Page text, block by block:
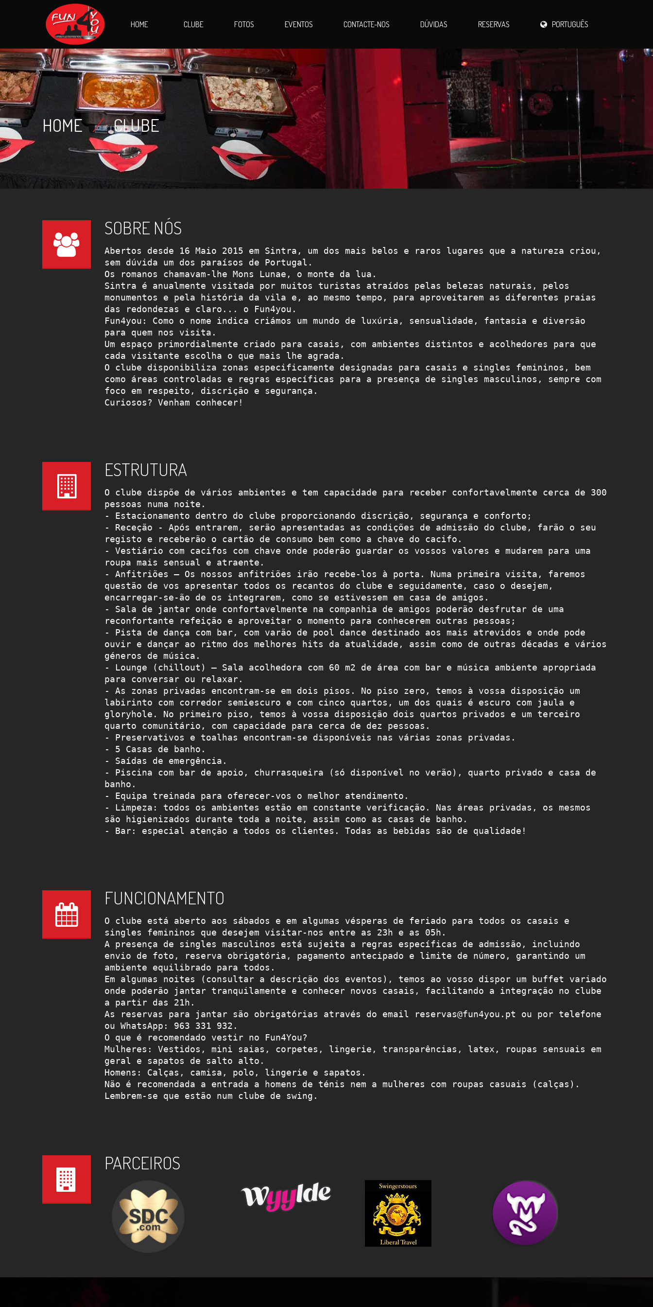
HOME CLUBE FOTOS EVENTOS CONTACTE-NOS DÚVIDAS RESERVAS PORTUGUÊS
HOME / CLUBE
SOBRE NÓS
Abertos desde 16 Maio 2015 em Sintra, um dos mais belos e raros lugares que a natureza criou,
sem dúvida um dos paraísos de Portugal.
Os romanos chamavam-lhe Mons Lunae, o monte da lua.
Sintra é anualmente visitada por muitos turistas atraídos pelas belezas naturais, pelos
monumentos e pela história da vila e, ao mesmo tempo, para aproveitarem as diferentes praias
das redondezas e claro... o Fun4you.
Fun4you: Como o nome indica criámos um mundo de luxúria, sensualidade, fantasia e diversão
para quem nos visita.
Um espaço primordialmente criado para casais, com ambientes distintos e acolhedores para que
cada visitante escolha o que mais lhe agrada.
O clube disponibiliza zonas especificamente designadas para casais e singles femininos, bem
como áreas controladas e regras específicas para a presença de singles masculinos, sempre com
foco em respeito, discrição e segurança.
Curiosos? Venham conhecer!
ESTRUTURA
O clube dispõe de vários ambientes e tem capacidade para receber confortavelmente cerca de 300
pessoas numa noite.
- Estacionamento dentro do clube proporcionando discrição, segurança e conforto;
- Receção - Após entrarem, serão apresentadas as condições de admissão do clube, farão o seu
registo e receberão o cartão de consumo bem como a chave do cacifo.
- Vestiário com cacifos com chave onde poderão guardar os vossos valores e mudarem para uma
roupa mais sensual e atraente.
- Anfitriões – Os nossos anfitriões irão recebe-los à porta. Numa primeira visita, faremos
questão de vos apresentar todos os recantos do clube e seguidamente, caso o desejem,
encarregar-se-ão de os integrarem, como se estivessem em casa de amigos.
- Sala de jantar onde confortavelmente na companhia de amigos poderão desfrutar de uma
reconfortante refeição e aproveitar o momento para conhecerem outras pessoas;
- Pista de dança com bar, com varão de pool dance destinado aos mais atrevidos e onde pode
ouvir e dançar ao ritmo dos melhores hits da atualidade, assim como de outras décadas e vários
géneros de música.
- Lounge (chillout) – Sala acolhedora com 60 m2 de área com bar e música ambiente apropriada
para conversar ou relaxar.
- As zonas privadas encontram-se em dois pisos. No piso zero, temos à vossa disposição um
labirinto com corredor semiescuro e com cinco quartos, um dos quais é escuro com jaula e
gloryhole. No primeiro piso, temos à vossa disposição dois quartos privados e um terceiro
quarto comunitário, com capacidade para cerca de dez pessoas.
- Preservativos e toalhas encontram-se disponíveis nas várias zonas privadas.
- 5 Casas de banho.
- Saídas de emergência.
- Piscina com bar de apoio, churrasqueira (só disponível no verão), quarto privado e casa de
banho.
- Equipa treinada para oferecer-vos o melhor atendimento.
- Limpeza: todos os ambientes estão em constante verificação. Nas áreas privadas, os mesmos
são higienizados durante toda a noite, assim como as casas de banho.
- Bar: especial atenção a todos os clientes. Todas as bebidas são de qualidade!
FUNCIONAMENTO
O clube está aberto aos sábados e em algumas vésperas de feriado para todos os casais e
singles femininos que desejem visitar-nos entre as 23h e as 05h.
A presença de singles masculinos está sujeita a regras específicas de admissão, incluindo
envio de foto, reserva obrigatória, pagamento antecipado e limite de número, garantindo um
ambiente equilibrado para todos.
Em algumas noites (consultar a descrição dos eventos), temos ao vosso dispor um buffet variado
onde poderão jantar tranquilamente e conhecer novos casais, facilitando a integração no clube
a partir das 21h.
As reservas para jantar são obrigatórias através do email reservas@fun4you.pt ou por telefone
ou WhatsApp: 963 331 932.
O que é recomendado vestir no Fun4You?
Mulheres: Vestidos, mini saias, corpetes, lingerie, transparências, latex, roupas sensuais em
geral e sapatos de salto alto.
Homens: Calças, camisa, polo, lingerie e sapatos.
Não é recomendada a entrada a homens de ténis nem a mulheres com roupas casuais (calças).
Lembrem-se que estão num clube de swing.
PARCEIROS